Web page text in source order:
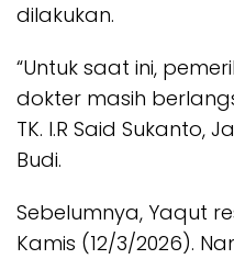
dilakukan.
“Untuk saat ini,
dokter masih
TK. I.R Said Sukanto,
Budi.
Sebelumnya, Yaqut
Kamis (12/3/2026).